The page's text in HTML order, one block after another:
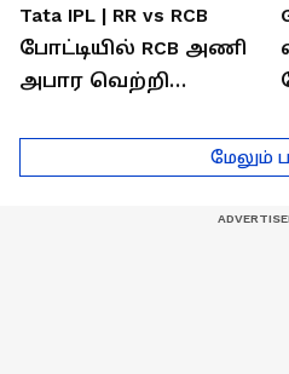
Tata IPL | RR vs RCB
போட்டியில் RCB அணி
அபார வெற்றி
டெல்லி செல்லும் RCB
அணி !
மேலும்